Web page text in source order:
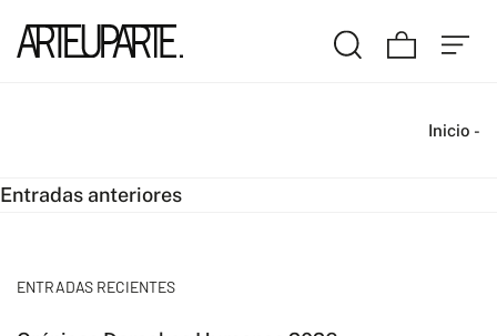
Inicio -
Navegación
entradas
Entradas anteriores
ENTRADAS RECIENTES